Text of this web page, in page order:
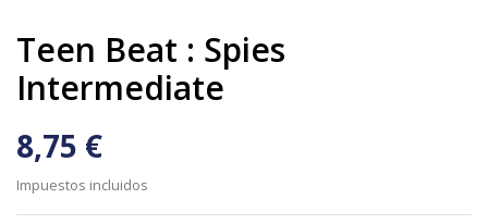
Teen Beat : Spies
Intermediate
8,75 €
Impuestos incluidos